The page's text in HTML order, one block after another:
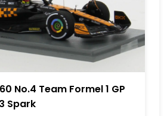
No.4 Team Formel 1 GP
Spark